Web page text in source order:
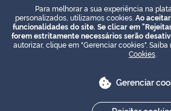
Para melhorar a sua experiência na
personalizados, utilizamos cookies. Ao
funcionalidades do site. Se clicar em
forem estritamente necessários serão
autorizar, clique em "Gerenciar cookies". Saiba
Cookies
Gerenciar